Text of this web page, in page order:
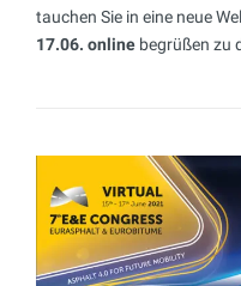
tauchen Sie in eine neue
17.06. online begrüßen zu